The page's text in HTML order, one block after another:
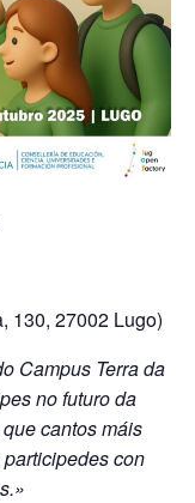
130, 27002 Lugo)
Campus Terra da
no futuro da
cantos máis
con
.»